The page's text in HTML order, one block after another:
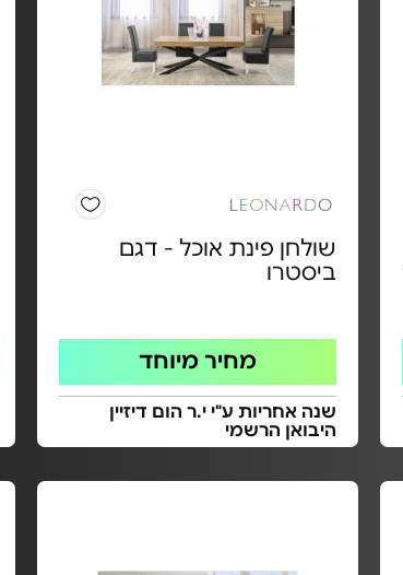
שולחן פינת אוכל - דגם
ביסטרו
מחיר מיוחד
שנה אחריות ע"י י.ר הום דיזיין
היבואן הרשמי